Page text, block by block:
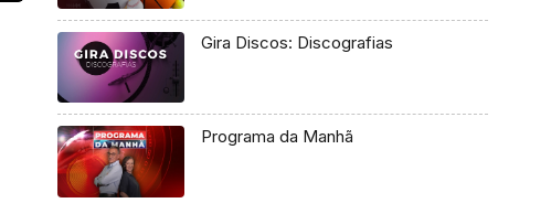
Gira Discos: Discografias
Programa da Manhã